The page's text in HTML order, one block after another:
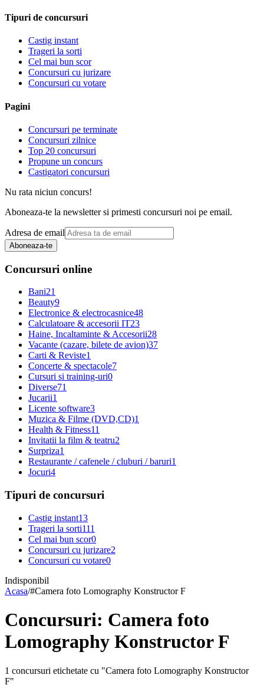
Tipuri de concursuri
Castig instant
Trageri la sorti
Cel mai bun scor
Concursuri cu jurizare
Concursuri cu votare
Pagini
Concursuri pe terminate
Concursuri zilnice
Top 20 concursuri
Propune un concurs
Castigatori concursuri
Nu rata niciun concurs!
Aboneaza-te la newsletter si primesti concursuri noi pe email.
Adresa de email
Aboneaza-te
Concursuri online
Bani21
Beauty9
Electronice & electrocasnice48
Calculatoare & accesorii IT23
Haine, Incaltaminte & Accesorii28
Vacante (cazare, bilete de avion)37
Carti & Reviste1
Concerte & spectacole7
Cursuri si training-uri0
Diverse71
Jucarii1
Licente software3
Muzica & Filme (DVD,CD)1
Health & Fitness11
Invitatii la film & teatru2
Surpriza1
Restaurante / cafenele / cluburi / baruri1
Jocuri4
Tipuri de concursuri
Castig instant13
Trageri la sorti111
Cel mai bun scor0
Concursuri cu jurizare2
Concursuri cu votare0
Indisponibil
Acasa/#Camera foto Lomography Konstructor F
Concursuri: Camera foto
Lomography Konstructor F
1 concursuri etichetate cu "Camera foto Lomography Konstructor
F"